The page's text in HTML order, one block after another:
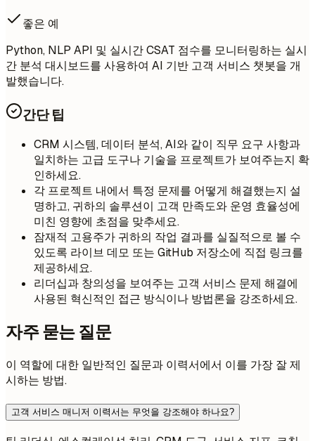
좋은 예
Python, NLP API 및 실시간 CSAT 점수를 모니터링하는 실시
간 분석 대시보드를 사용하여 AI 기반 고객 서비스 챗봇을 개
발했습니다.
간단 팁
CRM 시스템, 데이터 분석, AI와 같이 직무 요구 사항과
일치하는 고급 도구나 기술을 프로젝트가 보여주는지 확
인하세요.
각 프로젝트 내에서 특정 문제를 어떻게 해결했는지 설
명하고, 귀하의 솔루션이 고객 만족도와 운영 효율성에
미친 영향에 초점을 맞추세요.
잠재적 고용주가 귀하의 작업 결과를 실질적으로 볼 수
있도록 라이브 데모 또는 GitHub 저장소에 직접 링크를
제공하세요.
리더십과 창의성을 보여주는 고객 서비스 문제 해결에
사용된 혁신적인 접근 방식이나 방법론을 강조하세요.
자주 묻는 질문
이 역할에 대한 일반적인 질문과 이력서에서 이를 가장 잘 제
시하는 방법.
고객 서비스 매니저 이력서는 무엇을 강조해야 하나요?